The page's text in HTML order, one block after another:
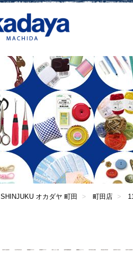
SHINJUKU オカダヤ 町田 町田店